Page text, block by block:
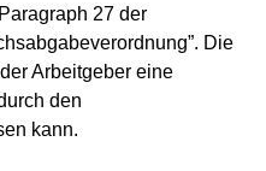
27 der
Die
Arbeitgeber eine
den
kann.